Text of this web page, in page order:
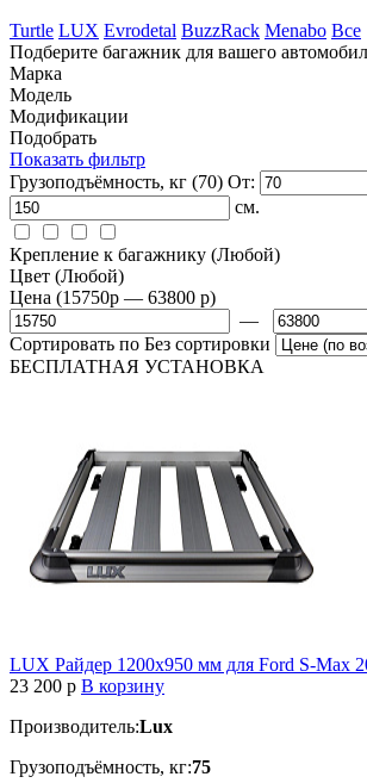
Turtle LUX Evrodetal BuzzRack Menabo Все
Подберите багажник для вашего
Марка
Модель
Модификации
Подобрать
Показать фильтр
Грузоподъёмность, кг (70) От:
см.
Крепление к багажнику (Любой)
Цвет (Любой)
Цена (15750p — 63800 p)
—
Сортировать по Без сортировки
БЕСПЛАТНАЯ УСТАНОВКА
LUX Райдер 1200х950 мм для Ford S-Max
23 200 p В корзину
Производитель:Lux
Грузоподъёмность, кг:75